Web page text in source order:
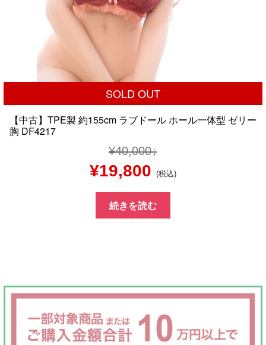
SOLD OUT
【中古】TPE製 約155cm ラブドール ホール一体型 ゼリー
胸 DF4217
¥40,000
元
の
価
¥40,000
で
し
¥19,800 現
在
の
は
で
(税込)
続きを読む